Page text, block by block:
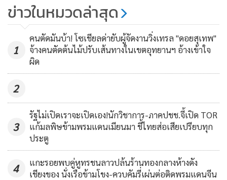
สภาพบรรยากาศในตัวเมืองท่าขี้เหล็กที่เงียบเหงาซบเซา หลังโค
วิด-19 ระบาดซ้ำ 3,118
ท่าขี้เหล็กหนีโควิด-สถานบันเทิงปิด
รวมตัวขอกลับไทย
ข่าวในหมวดล่าสุด
1
คนตัดมันบ้า! โซเชียลด่ายับผู้จัดงานวิ่งเทรล "ดอยสุเทพ"
จ้างคนตัดต้นไม้ปรับเส้นทางในเขตอุทยานฯ อ้างเข้าใจ
ผิด
2
3
รัฐไม่เปิดเราจะเปิดเอง!นักวิชาการ-ภาคปชช.จี้เปิด TOR
แก้มลพิษข้ามพรมแดนเมียนมา ชี้ไทยส่อเสียเปรียบทุก
ประตู
4
แกะรอยพบคู่หูทรชนลาวปล้นร้านทองกลางห้างดัง
เชียงของ นั่งเรือข้ามโขง-ควบคัมรี่เผ่นต่อติดพรมแดนจีน